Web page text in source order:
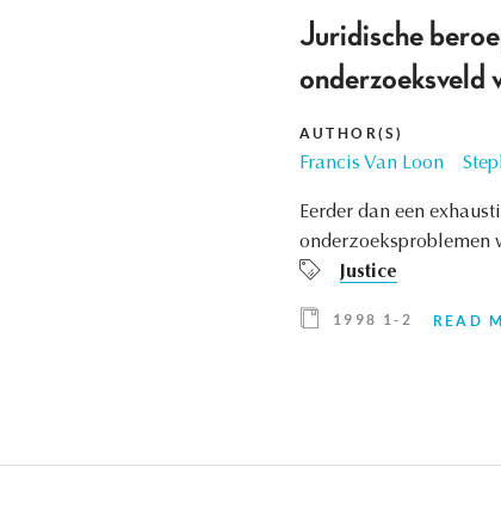
Juridische
AUTHOR(S)
Francis Van Loon
Eerder dan een
onderzoeksproblemen
Justice
1998 1-2 READ